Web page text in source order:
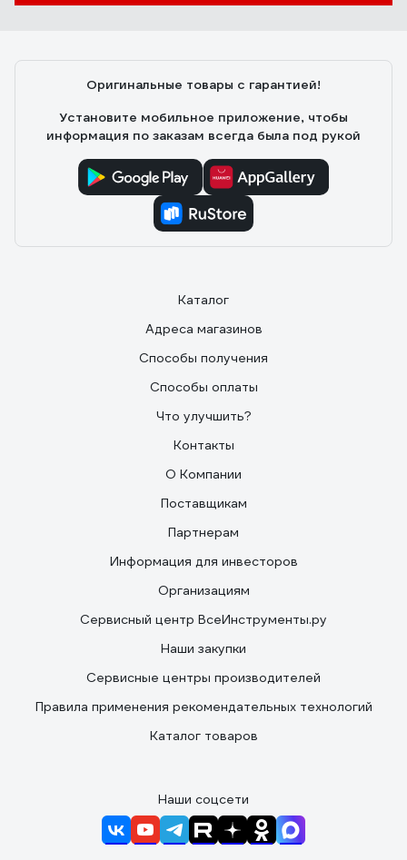
Оригинальные товары с гарантией!
Установите мобильное приложение, чтобы
информация по заказам всегда была под рукой
Каталог
Адреса магазинов
Способы получения
Способы оплаты
Что улучшить?
Контакты
О Компании
Поставщикам
Партнерам
Информация для инвесторов
Организациям
Сервисный центр ВсеИнструменты.ру
Наши закупки
Сервисные центры производителей
Правила применения рекомендательных технологий
Каталог товаров
Наши соцсети